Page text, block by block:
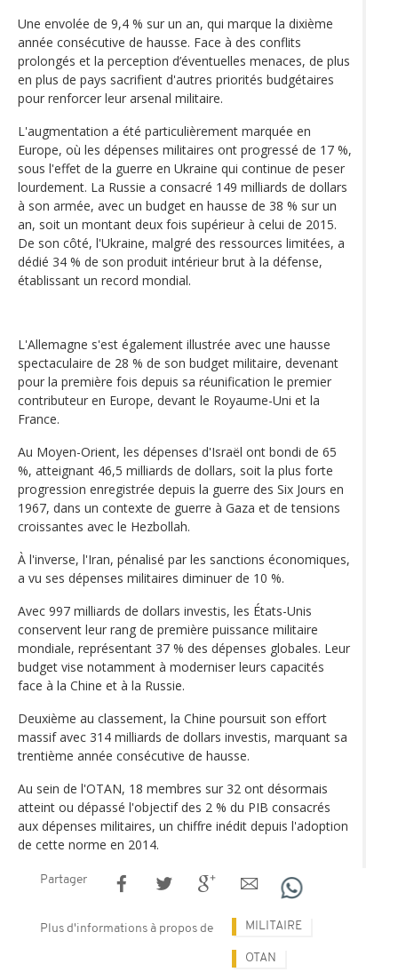
Une envolée de 9,4 % sur un an, qui marque la dixième
année consécutive de hausse. Face à des conflits
prolongés et la perception d’éventuelles menaces, de plus
en plus de pays sacrifient d'autres priorités budgétaires
pour renforcer leur arsenal militaire.
L'augmentation a été particulièrement marquée en
Europe, où les dépenses militaires ont progressé de 17 %,
sous l'effet de la guerre en Ukraine qui continue de peser
lourdement. La Russie a consacré 149 milliards de dollars
à son armée, avec un budget en hausse de 38 % sur un
an, soit un montant deux fois supérieur à celui de 2015.
De son côté, l'Ukraine, malgré des ressources limitées, a
dédié 34 % de son produit intérieur brut à la défense,
établissant un record mondial.
L'Allemagne s'est également illustrée avec une hausse
spectaculaire de 28 % de son budget militaire, devenant
pour la première fois depuis sa réunification le premier
contributeur en Europe, devant le Royaume-Uni et la
France.
Au Moyen-Orient, les dépenses d'Israël ont bondi de 65
%, atteignant 46,5 milliards de dollars, soit la plus forte
progression enregistrée depuis la guerre des Six Jours en
1967, dans un contexte de guerre à Gaza et de tensions
croissantes avec le Hezbollah.
À l'inverse, l'Iran, pénalisé par les sanctions économiques,
a vu ses dépenses militaires diminuer de 10 %.
Avec 997 milliards de dollars investis, les États-Unis
conservent leur rang de première puissance militaire
mondiale, représentant 37 % des dépenses globales. Leur
budget vise notamment à moderniser leurs capacités
face à la Chine et à la Russie.
Deuxième au classement, la Chine poursuit son effort
massif avec 314 milliards de dollars investis, marquant sa
trentième année consécutive de hausse.
Au sein de l'OTAN, 18 membres sur 32 ont désormais
atteint ou dépassé l'objectif des 2 % du PIB consacrés
aux dépenses militaires, un chiffre inédit depuis l'adoption
de cette norme en 2014.
Partager
Plus d'informations à propos de MILITAIRE
OTAN